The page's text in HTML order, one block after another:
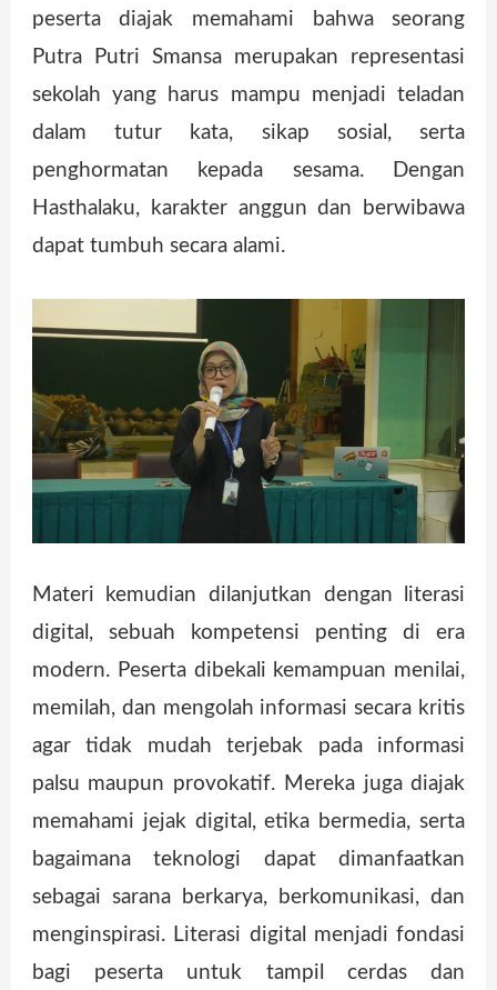
peserta diajak memahami bahwa seorang
Putra Putri Smansa merupakan representasi
sekolah yang harus mampu menjadi teladan
dalam tutur kata, sikap sosial, serta
penghormatan kepada sesama. Dengan
Hasthalaku, karakter anggun dan berwibawa
dapat tumbuh secara alami.
Materi kemudian dilanjutkan dengan literasi
digital, sebuah kompetensi penting di era
modern. Peserta dibekali kemampuan menilai,
memilah, dan mengolah informasi secara kritis
agar tidak mudah terjebak pada informasi
palsu maupun provokatif. Mereka juga diajak
memahami jejak digital, etika bermedia, serta
bagaimana teknologi dapat dimanfaatkan
sebagai sarana berkarya, berkomunikasi, dan
menginspirasi. Literasi digital menjadi fondasi
bagi peserta untuk tampil cerdas dan